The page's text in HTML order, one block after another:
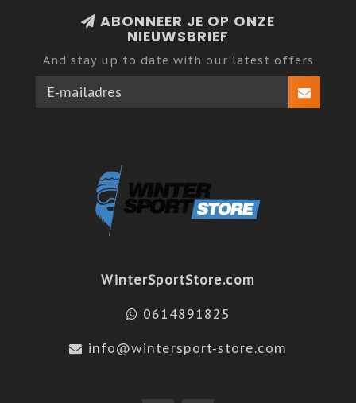
ABONNEER JE OP ONZE
NIEUWSBRIEF
And stay up to date with our latest offers
WinterSportStore.com
0614891825
info@wintersport-store.com